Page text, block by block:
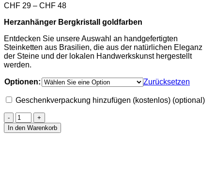
CHF 29 – CHF 48Preisspanne:
bis
Herzanhänger Bergkristall goldfarben
Entdecken Sie unsere Auswahl an handgefertigten
Steinketten aus Brasilien, die aus der natürlichen Eleganz
der Steine und der lokalen Handwerkskunst hergestellt
werden.
Optionen: Zurücksetzen
Geschenkverpackung hinzufügen (kostenlos) (optional)
Herzanhänger
mit
Bergkristall
In den Warenkorb